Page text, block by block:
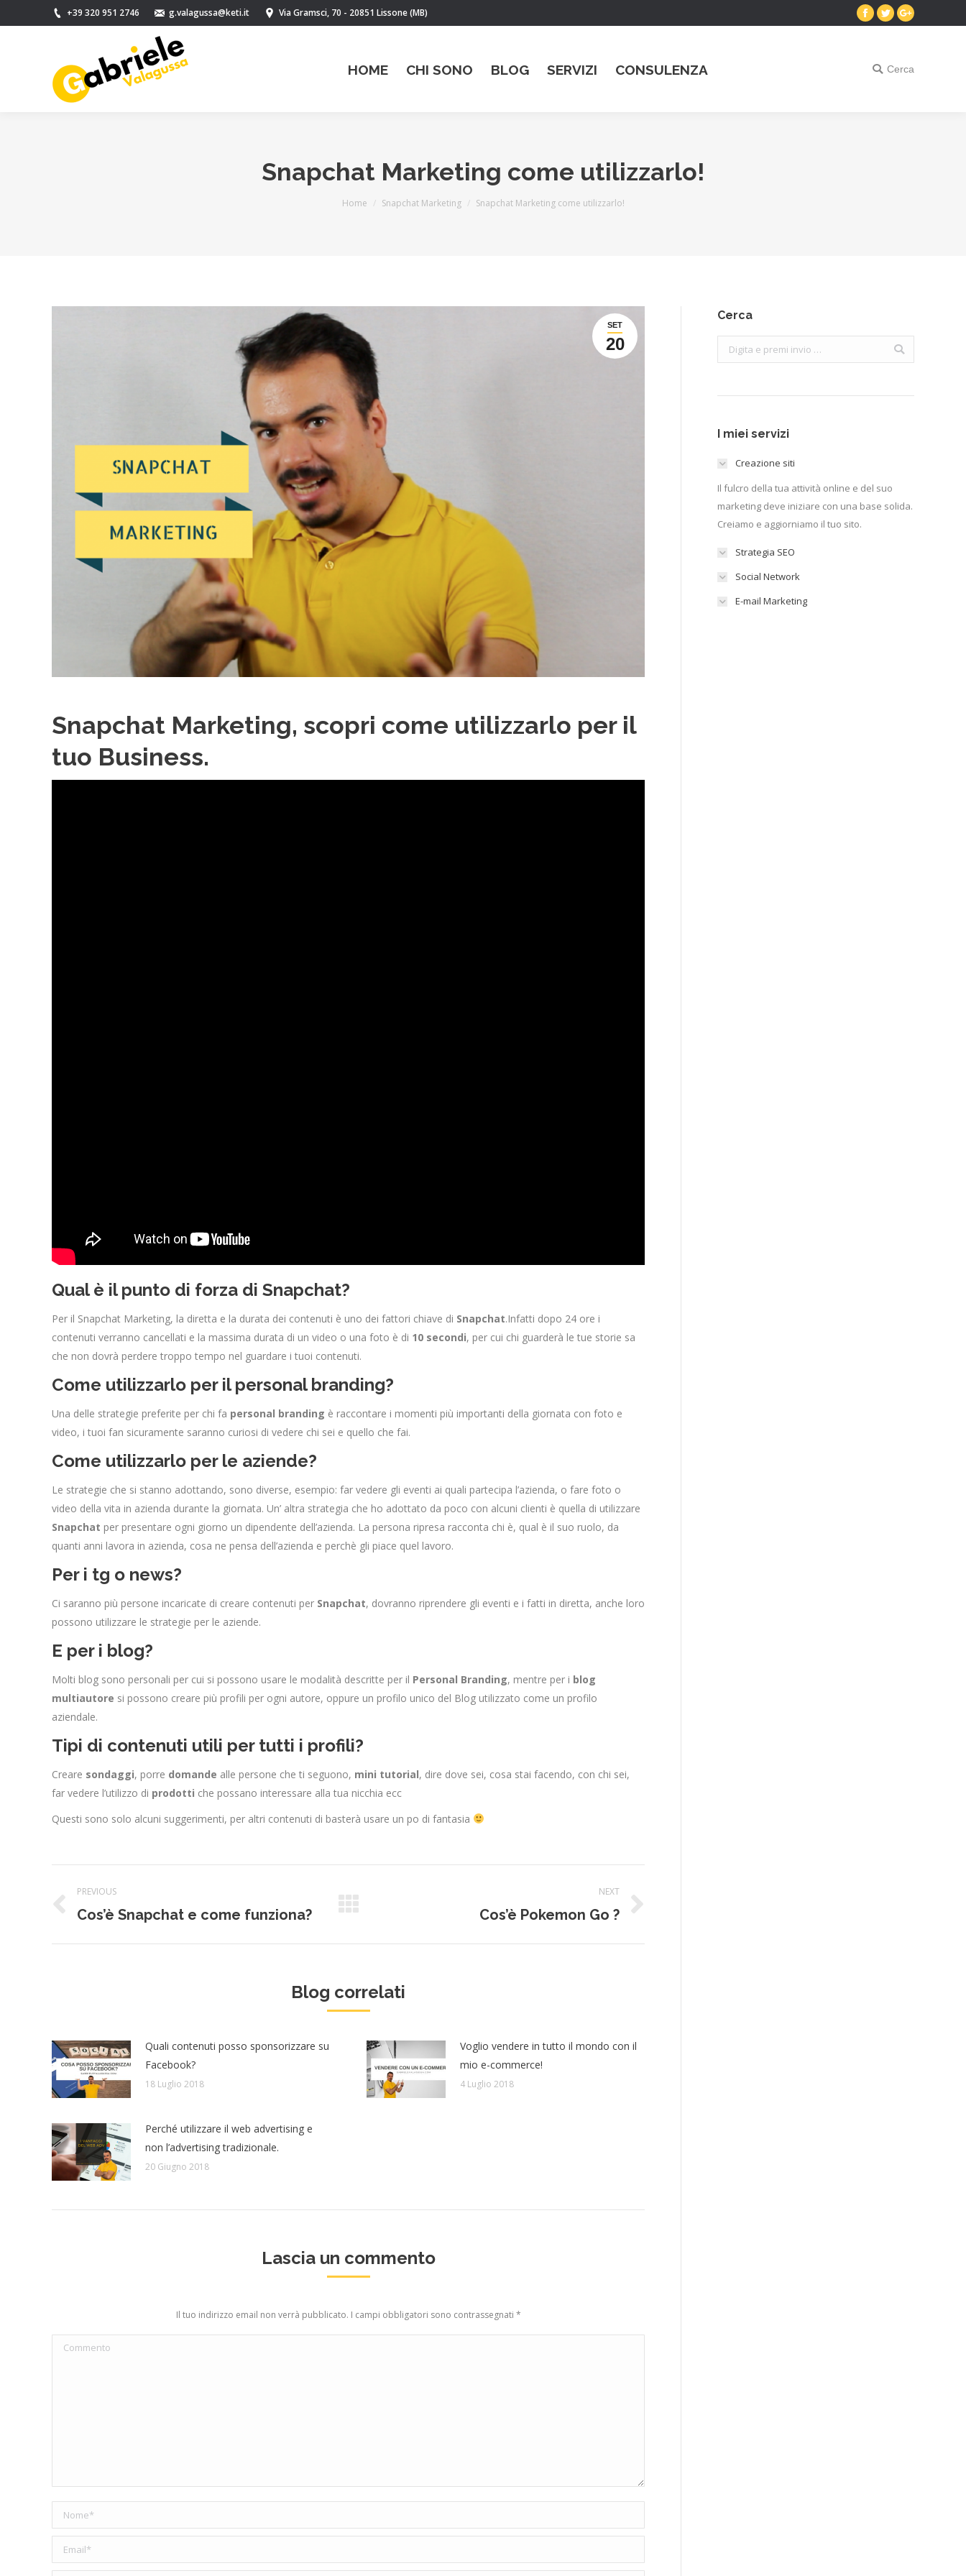
+39 320 951 2746 g.valagussa@keti.it Via Gramsci, 70 - 20851 Lissone (MB)
Facebook
TwitterGoogle+
HOME CHI SONO BLOG SERVIZI CONSULENZA Search:
Cerca
Snapchat Marketing come utilizzarlo!
You are here:
Home Snapchat Marketing Snapchat Marketing come utilizzarlo!
SET
20
Snapchat Marketing, scopri come utilizzarlo per il
tuo Business.
Qual è il punto di forza di Snapchat?
Per il Snapchat Marketing, la diretta e la durata dei contenuti è uno dei fattori chiave di Snapchat.Infatti dopo 24 ore i
contenuti verranno cancellati e la massima durata di un video o una foto è di 10 secondi, per cui chi guarderà le tue storie sa
che non dovrà perdere troppo tempo nel guardare i tuoi contenuti.
Come utilizzarlo per il personal branding?
Una delle strategie preferite per chi fa personal branding è raccontare i momenti più importanti della giornata con foto e
video, i tuoi fan sicuramente saranno curiosi di vedere chi sei e quello che fai.
Come utilizzarlo per le aziende?
Le strategie che si stanno adottando, sono diverse, esempio: far vedere gli eventi ai quali partecipa l’azienda, o fare foto o
video della vita in azienda durante la giornata. Un’ altra strategia che ho adottato da poco con alcuni clienti è quella di utilizzare
Snapchat per presentare ogni giorno un dipendente dell’azienda. La persona ripresa racconta chi è, qual è il suo ruolo, da
quanti anni lavora in azienda, cosa ne pensa dell’azienda e perchè gli piace quel lavoro.
Per i tg o news?
Ci saranno più persone incaricate di creare contenuti per Snapchat, dovranno riprendere gli eventi e i fatti in diretta, anche loro
possono utilizzare le strategie per le aziende.
E per i blog?
Molti blog sono personali per cui si possono usare le modalità descritte per il Personal Branding, mentre per i blog
multiautore si possono creare più profili per ogni autore, oppure un profilo unico del Blog utilizzato come un profilo
aziendale.
Tipi di contenuti utili per tutti i profili?
Creare sondaggi, porre domande alle persone che ti seguono, mini tutorial, dire dove sei, cosa stai facendo, con chi sei,
far vedere l’utilizzo di prodotti che possano interessare alla tua nicchia ecc
Questi sono solo alcuni suggerimenti, per altri contenuti di basterà usare un po di fantasia
navigation
PREVIOUS
Previous
Cos’è Snapchat e come funziona?
NEXT
Cos’è Pokemon Go ?
Blog correlati
Quali contenuti posso sponsorizzare su
Facebook?
18 Luglio 2018
Voglio vendere in tutto il mondo con il
mio e-commerce!
4 Luglio 2018
Perché utilizzare il web advertising e
non l’advertising tradizionale.
20 Giugno 2018
Lascia un commento
Il tuo indirizzo email non verrà pubblicato. I campi obbligatori sono contrassegnati *
Commento
Nome *
Email *
Cerca
Search:
I miei servizi
Creazione siti
Il fulcro della tua attività online e del suo
marketing deve iniziare con una base solida.
Creiamo e aggiorniamo il tuo sito.
Strategia SEO
Social Network
E-mail Marketing